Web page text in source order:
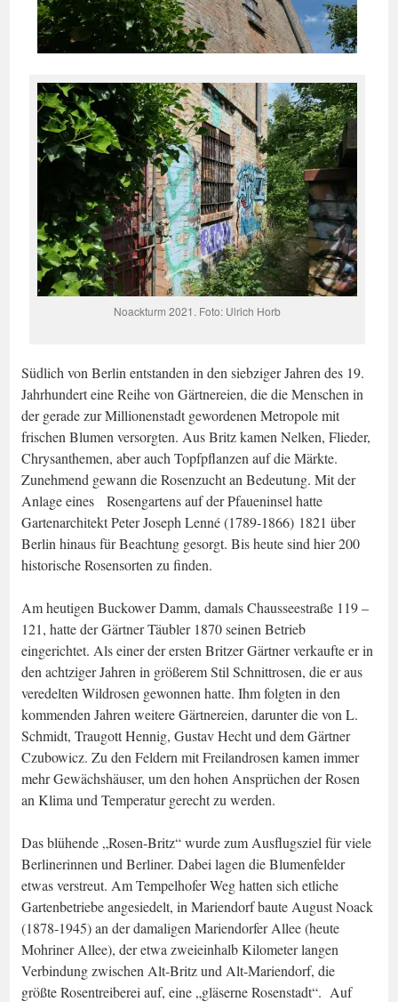
Noackturm 2021. Foto: Ulrich Horb
Südlich von Berlin entstanden in den siebziger Jahren des 19.
Jahrhundert eine Reihe von Gärtnereien, die die Menschen in
der gerade zur Millionenstadt gewordenen Metropole mit
frischen Blumen versorgten. Aus Britz kamen Nelken, Flieder,
Chrysanthemen, aber auch Topfpflanzen auf die Märkte.
Zunehmend gewann die Rosenzucht an Bedeutung. Mit der
Anlage eines Rosengartens auf der Pfaueninsel hatte
Gartenarchitekt Peter Joseph Lenné (1789-1866) 1821 über
Berlin hinaus für Beachtung gesorgt. Bis heute sind hier 200
historische Rosensorten zu finden.
Am heutigen Buckower Damm, damals Chausseestraße 119 –
121, hatte der Gärtner Täubler 1870 seinen Betrieb
eingerichtet. Als einer der ersten Britzer Gärtner verkaufte er in
den achtziger Jahren in größerem Stil Schnittrosen, die er aus
veredelten Wildrosen gewonnen hatte. Ihm folgten in den
kommenden Jahren weitere Gärtnereien, darunter die von L.
Schmidt, Traugott Hennig, Gustav Hecht und dem Gärtner
Czubowicz. Zu den Feldern mit Freilandrosen kamen immer
mehr Gewächshäuser, um den hohen Ansprüchen der Rosen
an Klima und Temperatur gerecht zu werden.
Das blühende „Rosen-Britz“ wurde zum Ausflugsziel für viele
Berlinerinnen und Berliner. Dabei lagen die Blumenfelder
etwas verstreut. Am Tempelhofer Weg hatten sich etliche
Gartenbetriebe angesiedelt, in Mariendorf baute August Noack
(1878-1945) an der damaligen Mariendorfer Allee (heute
Mohriner Allee), der etwa zweieinhalb Kilometer langen
Verbindung zwischen Alt-Britz und Alt-Mariendorf, die
größte Rosentreiberei auf, eine „gläserne Rosenstadt“. Auf